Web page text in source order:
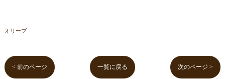
オリーブ
< 前のページ 一覧に戻る 次のページ >